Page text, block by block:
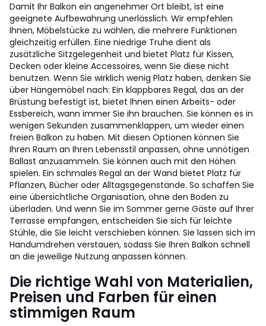
Damit Ihr Balkon ein angenehmer Ort bleibt, ist eine
geeignete Aufbewahrung unerlässlich. Wir empfehlen
Ihnen, Möbelstücke zu wählen, die mehrere Funktionen
gleichzeitig erfüllen. Eine niedrige Truhe dient als
zusätzliche Sitzgelegenheit und bietet Platz für Kissen,
Decken oder kleine Accessoires, wenn Sie diese nicht
benutzen. Wenn Sie wirklich wenig Platz haben, denken Sie
über Hängemöbel nach: Ein klappbares Regal, das an der
Brüstung befestigt ist, bietet Ihnen einen Arbeits- oder
Essbereich, wann immer Sie ihn brauchen. Sie können es in
wenigen Sekunden zusammenklappen, um wieder einen
freien Balkon zu haben. Mit diesen Optionen können Sie
Ihren Raum an Ihren Lebensstil anpassen, ohne unnötigen
Ballast anzusammeln. Sie können auch mit den Höhen
spielen. Ein schmales Regal an der Wand bietet Platz für
Pflanzen, Bücher oder Alltagsgegenstände. So schaffen Sie
eine übersichtliche Organisation, ohne den Boden zu
überladen. Und wenn Sie im Sommer gerne Gäste auf Ihrer
Terrasse empfangen, entscheiden Sie sich für leichte
Stühle, die Sie leicht verschieben können. Sie lassen sich im
Handumdrehen verstauen, sodass Sie Ihren Balkon schnell
an die jeweilige Nutzung anpassen können.
Die richtige Wahl von Materialien,
Preisen und Farben für einen
stimmigen Raum